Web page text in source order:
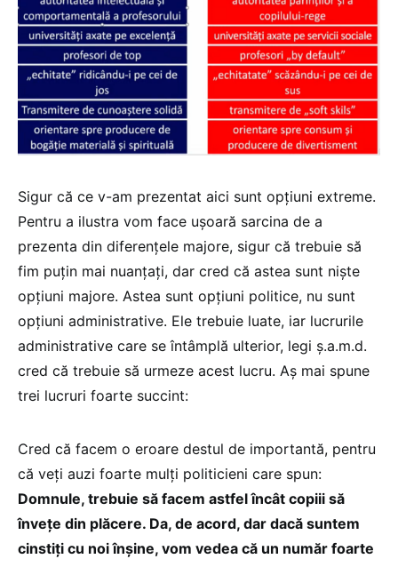
Sigur că ce v-am prezentat aici sunt opțiuni extreme.
Pentru a ilustra vom face ușoară sarcina de a
prezenta din diferențele majore, sigur că trebuie să
fim puțin mai nuanțați, dar cred că astea sunt niște
opțiuni majore. Astea sunt opțiuni politice, nu sunt
opțiuni administrative. Ele trebuie luate, iar lucrurile
administrative care se întâmplă ulterior, legi ș.a.m.d.
cred că trebuie să urmeze acest lucru. Aș mai spune
trei lucruri foarte succint:
Cred că facem o eroare destul de importantă, pentru
că veți auzi foarte mulți politicieni care spun:
Domnule, trebuie să facem astfel încât copiii să
învețe din plăcere. Da, de acord, dar dacă suntem
cinstiți cu noi înșine, vom vedea că un număr foarte